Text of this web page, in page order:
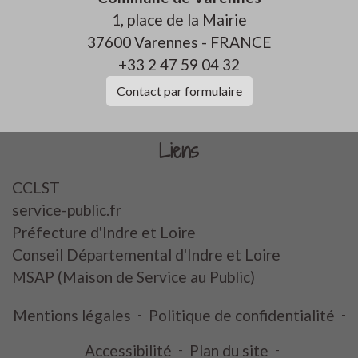
1, place de la Mairie
37600 Varennes - FRANCE
+33 2 47 59 04 32
Contact par formulaire
Liens
CCLST
service-public.fr
Préfecture d'Indre et Loire
Conseil Départemental d'Indre et Loire
MSAP (Maison de Service au Public)
Mentions légales - Politique de confidentialité -
Accessibilité - Plan du site -